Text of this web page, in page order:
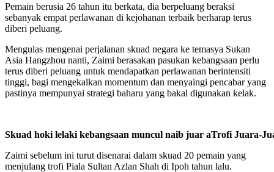
Pemain berusia 26 tahun itu berkata, dia berpeluang beraksi
sebanyak empat perlawanan di kejohanan terbaik berharap terus
diberi peluang.
Mengulas mengenai perjalanan skuad negara ke temasya Sukan
Asia Hangzhou nanti, Zaimi berasakan pasukan kebangsaan perlu
terus diberi peluang untuk mendapatkan perlawanan berintensiti
tinggi, bagi mengekalkan momentum dan menyaingi pencabar yang
pastinya mempunyai strategi baharu yang bakal digunakan kelak.
Skuad hoki lelaki kebangsaan muncul naib juar aTrofi Juara-
Zaimi sebelum ini turut disenarai dalam skuad 20 pemain yang
menjulang trofi Piala Sultan Azlan Shah di Ipoh tahun lalu.